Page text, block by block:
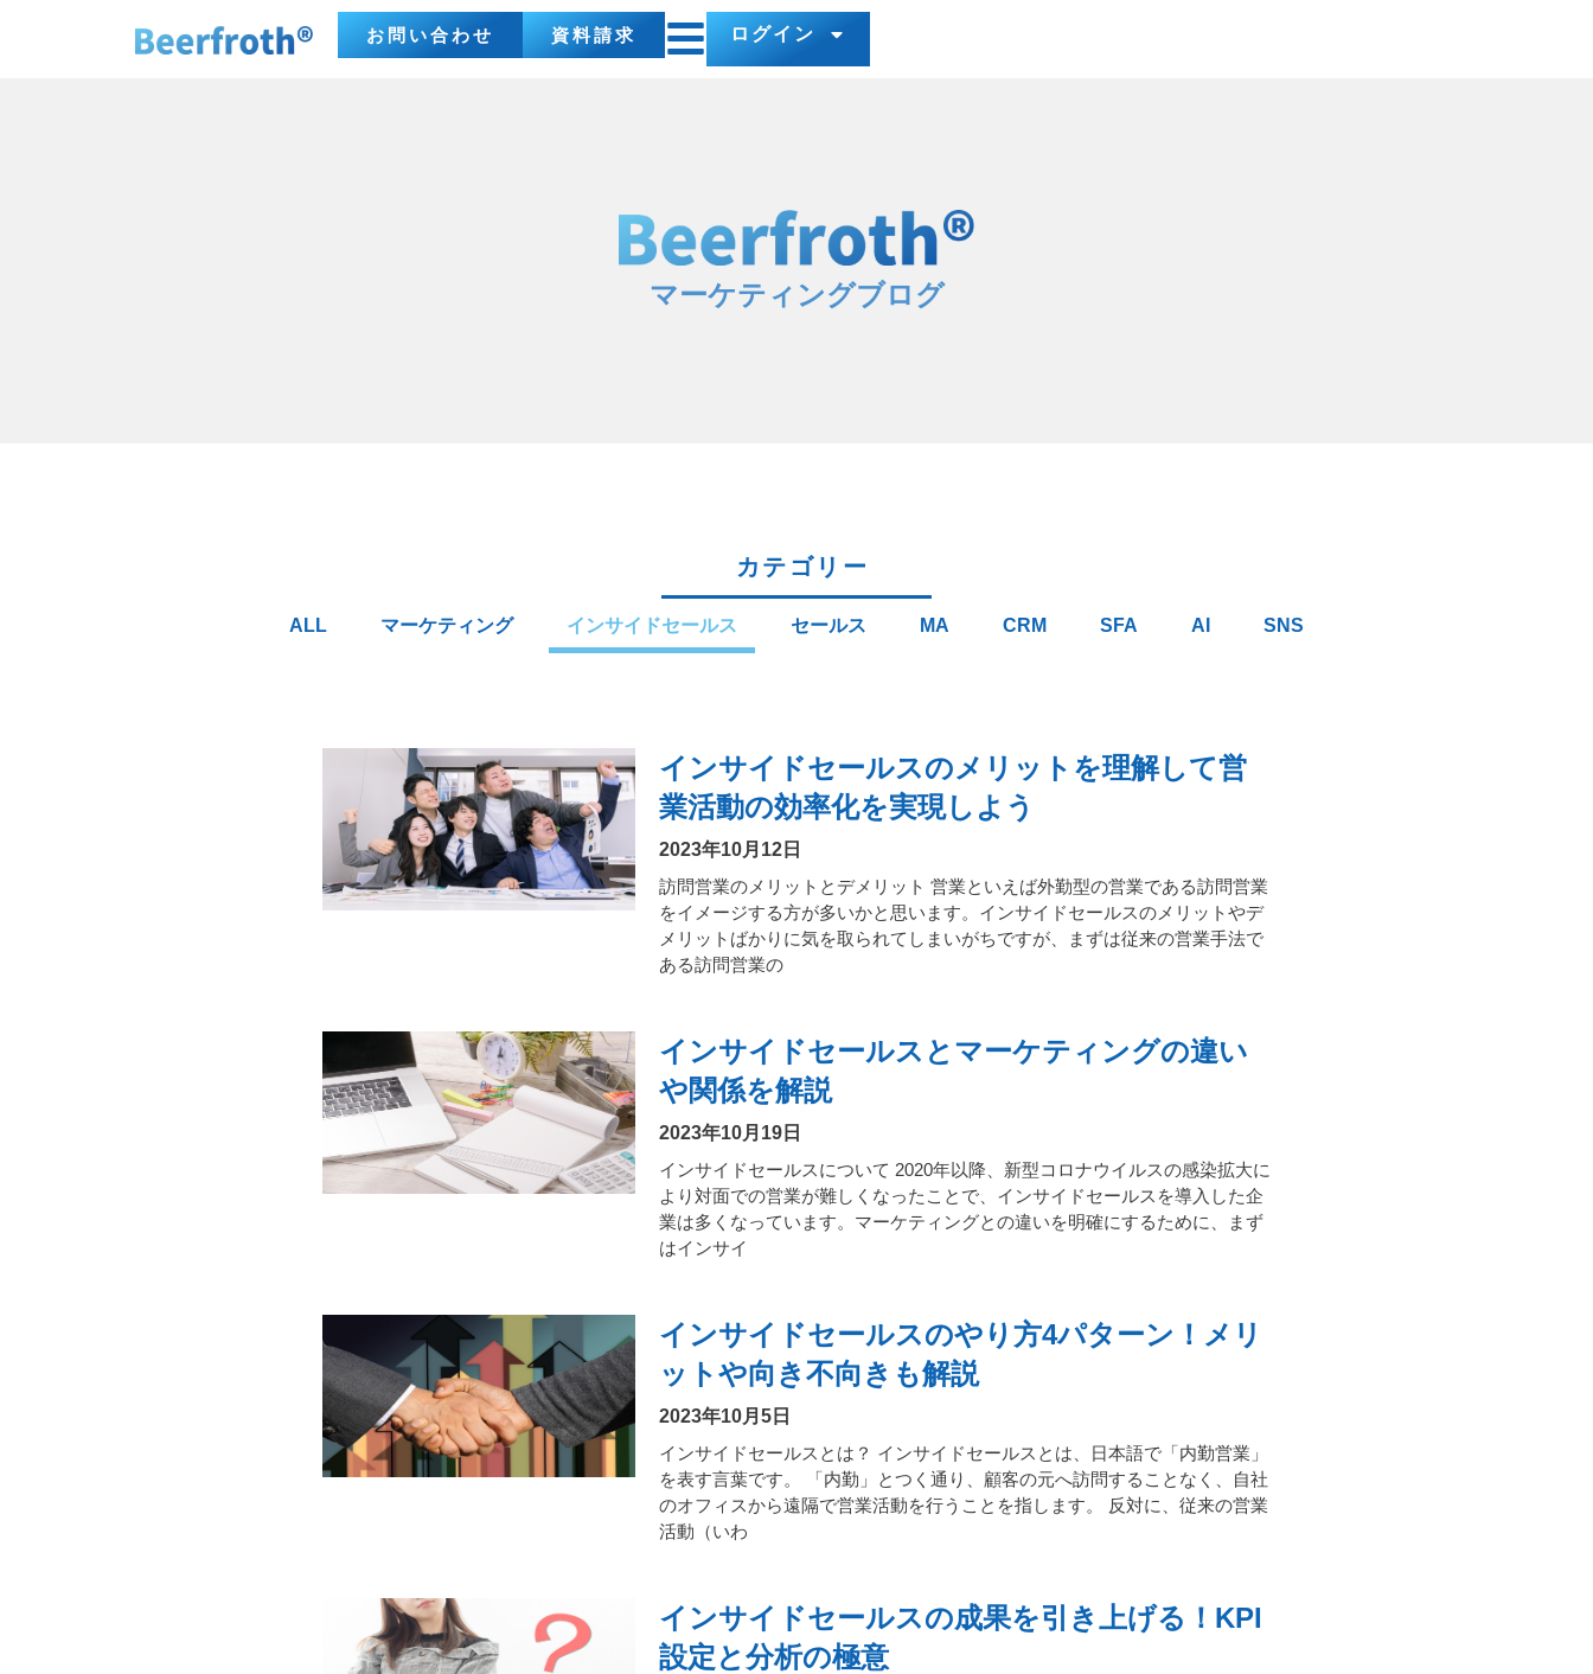
お問い合わせ 資料請求 ログイン
マーケティングブログ
カテゴリー
ALL マーケティング インサイドセールス セールス MA CRM SFA AI SNS
インサイドセールスのメリットを理解して営
業活動の効率化を実現しよう
2023年10月12日
訪問営業のメリットとデメリット 営業といえば外勤型の営業である訪問営業
をイメージする方が多いかと思います。インサイドセールスのメリットやデ
メリットばかりに気を取られてしまいがちですが、まずは従来の営業手法で
ある訪問営業の
インサイドセールスとマーケティングの違い
や関係を解説
2023年10月19日
インサイドセールスについて 2020年以降、新型コロナウイルスの感染拡大に
より対面での営業が難しくなったことで、インサイドセールスを導入した企
業は多くなっています。マーケティングとの違いを明確にするために、まず
はインサイ
インサイドセールスのやり方4パターン！メリ
ットや向き不向きも解説
2023年10月5日
インサイドセールスとは？ インサイドセールスとは、日本語で「内勤営業」
を表す言葉です。 「内勤」とつく通り、顧客の元へ訪問することなく、自社
のオフィスから遠隔で営業活動を行うことを指します。 反対に、従来の営業
活動（いわ
インサイドセールスの成果を引き上げる！KPI
設定と分析の極意